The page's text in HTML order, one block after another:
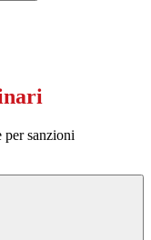
per sanzioni